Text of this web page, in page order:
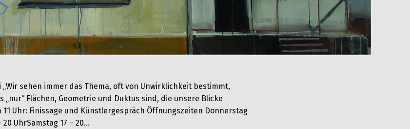
„Wir sehen immer das Thema, oft von Unwirklichkeit bestimmt,
„nur“ Flächen, Geometrie und Duktus sind, die unsere Blicke
11 Uhr: Finissage und Künstlergespräch Öffnungszeiten Donnerstag
UhrSamstag 17 – 20…